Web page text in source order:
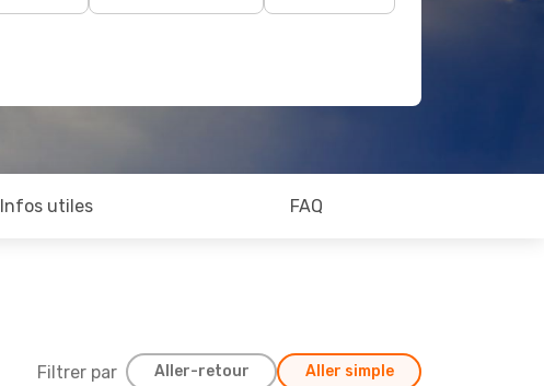
Infos utiles FAQ
Filtrer par Aller-retour Aller simple